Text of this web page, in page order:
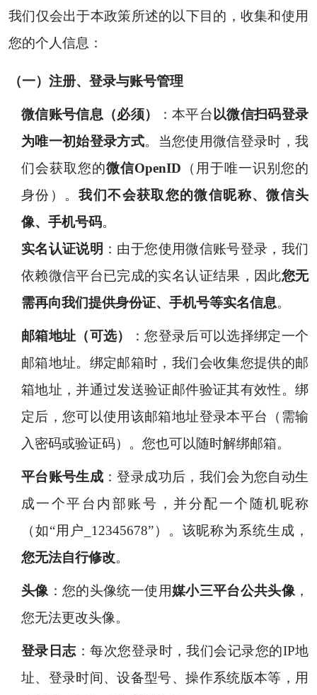
我们仅会出于本政策所述的以下目的，收集和使用
您的个人信息：
（一）注册、登录与账号管理
微信账号信息（必须） ：本平台以微信扫码登录
为唯一初始登录方式。当您使用微信登录时，我
们会获取您的微信OpenID （用于唯一识别您的
身份）。我们不会获取您的微信昵称、微信头
像、手机号码。
实名认证说明 ：由于您使用微信账号登录，我们
依赖微信平台已完成的实名认证结果，因此您无
需再向我们提供身份证、手机号等实名信息。
邮箱地址（可选）
：您登录后可以选择绑定一个
邮箱地址。绑定邮箱时，我们会收集您提供的邮
箱地址，并通过发送验证邮件验证其有效性。绑
定后，您可以使用该邮箱地址登录本平台（需输
入密码或验证码）。您也可以随时解绑邮箱。
平台账号生成 ：登录成功后，我们会为您自动生
成一个平台内部账号，并分配一个随机昵称
（如“用户_12345678”）。该昵称为系统生成，
您无法自行修改。
头像：您的头像统一使用媒小三平台公共头像，
您无法更改头像。
登录日志 ：每次您登录时，我们会记录您的IP地
址、登录时间、设备型号、操作系统版本等，用